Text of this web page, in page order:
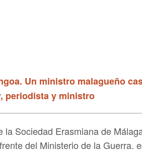
Un ministro malagueño
periodista y ministro
la Sociedad Erasmiana de
del Ministerio de la